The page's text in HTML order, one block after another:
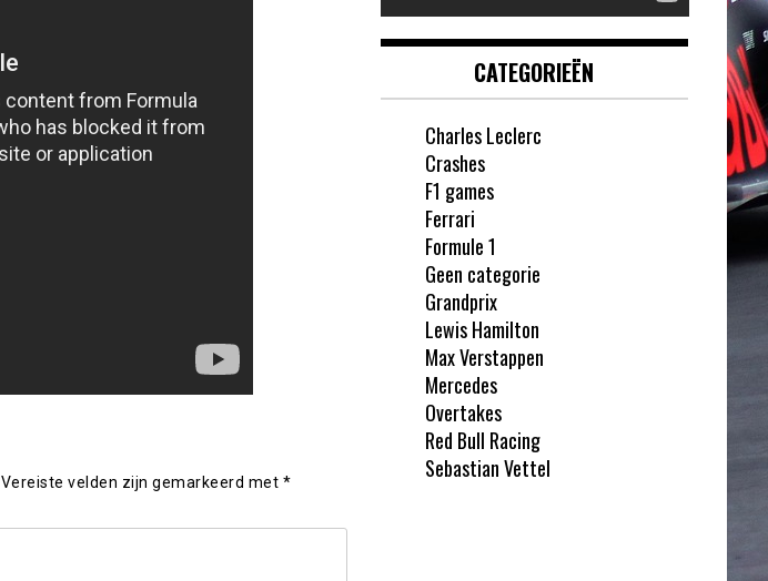
Vereiste velden zijn gemarkeerd met *
CATEGORIEËN
Charles Leclerc
Crashes
F1 games
Ferrari
Formule 1
Geen categorie
Grandprix
Lewis Hamilton
Max Verstappen
Mercedes
Overtakes
Red Bull Racing
Sebastian Vettel